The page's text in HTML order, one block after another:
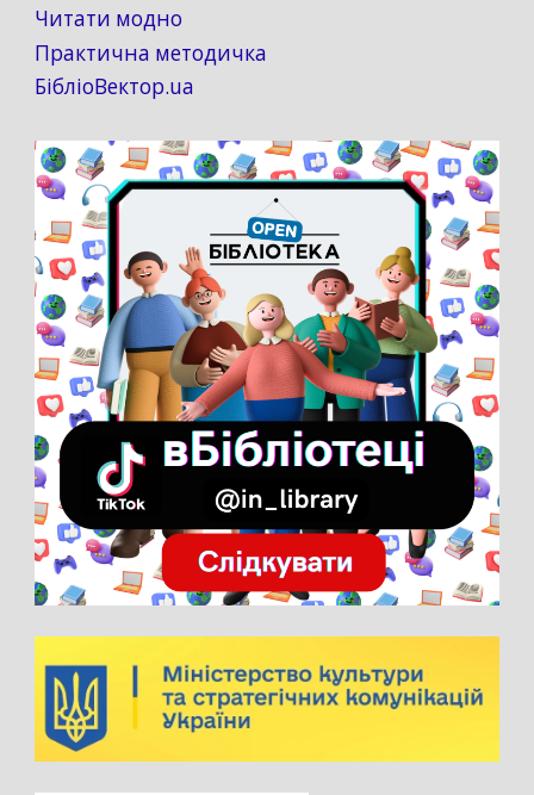
Читати модно
Практична методичка
БібліоВектор.ua